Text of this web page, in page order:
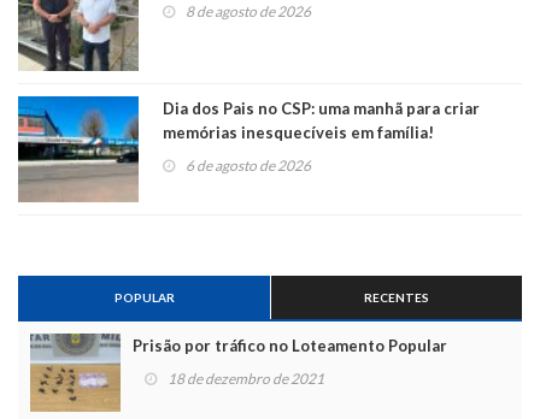
8 de agosto de 2026
Dia dos Pais no CSP: uma manhã para criar
memórias inesquecíveis em família!
6 de agosto de 2026
POPULAR RECENTES
Prisão por tráfico no Loteamento Popular
18 de dezembro de 2021